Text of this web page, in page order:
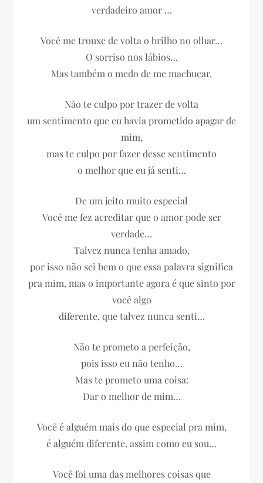
verdadeiro amor …
Você me trouxe de volta o brilho no olhar…
O sorriso nos lábios…
Mas também o medo de me machucar.
Não te culpo por trazer de volta
um sentimento que eu havia prometido apagar de
mim,
mas te culpo por fazer desse sentimento
o melhor que eu já senti…
De um jeito muito especial
Você me fez acreditar que o amor pode ser
verdade…
Talvez nunca tenha amado,
por isso não sei bem o que essa palavra significa
pra mim, mas o importante agora é que sinto por
você algo
diferente, que talvez nunca senti…
Não te prometo a perfeição,
pois isso eu não tenho…
Mas te prometo uma coisa:
Dar o melhor de mim…
Você é alguém mais do que especial pra mim,
é alguém diferente, assim como eu sou…
Você foi uma das melhores coisas que